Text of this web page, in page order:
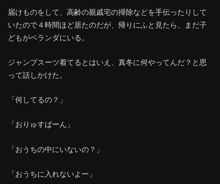
届けものをして、高齢の親戚宅の掃除などを手伝ったりして
いたので４時間ほど居たのだが、帰りにふと見たら、まだ子
どもがベランダにいる。
ジャンプスーツ着てるとはいえ、真冬に何やってんだ？と思
って話しかけた。
「何してるの？」
「おりゅすばーん」
「おうちの中にいないの？」
「おうちに入れないよー」